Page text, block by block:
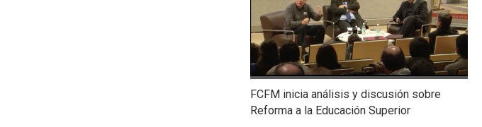
FCFM inicia análisis y discusión sobre
Reforma a la Educación Superior